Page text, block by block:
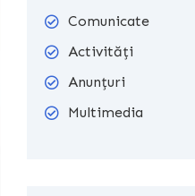
Comunicate
Activități
Anunțuri
Multimedia